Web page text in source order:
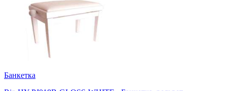
Банкетка